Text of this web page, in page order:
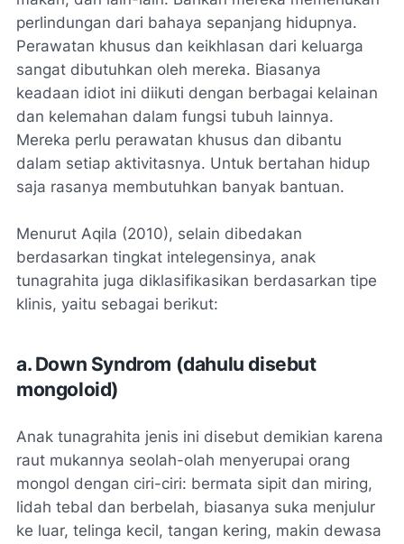
perlindungan dari bahaya sepanjang hidupnya.
Perawatan khusus dan keikhlasan dari keluarga
sangat dibutuhkan oleh mereka. Biasanya
keadaan idiot ini diikuti dengan berbagai kelainan
dan kelemahan dalam fungsi tubuh lainnya.
Mereka perlu perawatan khusus dan dibantu
dalam setiap aktivitasnya. Untuk bertahan hidup
saja rasanya membutuhkan banyak bantuan.
Menurut Aqila (2010), selain dibedakan
berdasarkan tingkat intelegensinya, anak
tunagrahita juga diklasifikasikan berdasarkan tipe
klinis, yaitu sebagai berikut:
a. Down Syndrom (dahulu disebut
mongoloid)
Anak tunagrahita jenis ini disebut demikian karena
raut mukannya seolah-olah menyerupai orang
mongol dengan ciri-ciri: bermata sipit dan miring,
lidah tebal dan berbelah, biasanya suka menjulur
ke luar, telinga kecil, tangan kering, makin dewasa